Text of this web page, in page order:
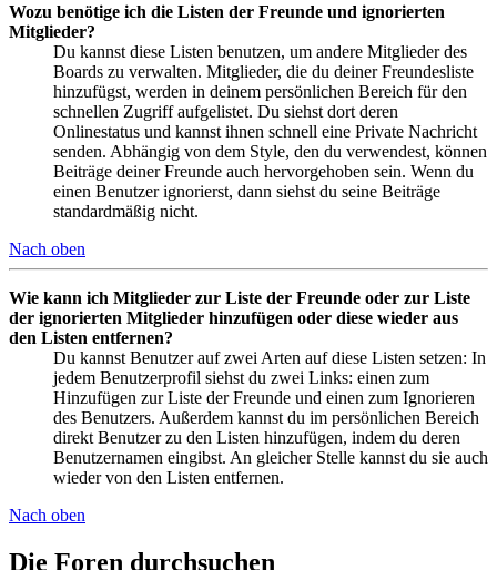
Wozu benötige ich die Listen der Freunde und ignorierten
Mitglieder?
Du kannst diese Listen benutzen, um andere Mitglieder des
Boards zu verwalten. Mitglieder, die du deiner Freundesliste
hinzufügst, werden in deinem persönlichen Bereich für den
schnellen Zugriff aufgelistet. Du siehst dort deren
Onlinestatus und kannst ihnen schnell eine Private Nachricht
senden. Abhängig von dem Style, den du verwendest, können
Beiträge deiner Freunde auch hervorgehoben sein. Wenn du
einen Benutzer ignorierst, dann siehst du seine Beiträge
standardmäßig nicht.
Nach oben
Wie kann ich Mitglieder zur Liste der Freunde oder zur Liste
der ignorierten Mitglieder hinzufügen oder diese wieder aus
den Listen entfernen?
Du kannst Benutzer auf zwei Arten auf diese Listen setzen: In
jedem Benutzerprofil siehst du zwei Links: einen zum
Hinzufügen zur Liste der Freunde und einen zum Ignorieren
des Benutzers. Außerdem kannst du im persönlichen Bereich
direkt Benutzer zu den Listen hinzufügen, indem du deren
Benutzernamen eingibst. An gleicher Stelle kannst du sie auch
wieder von den Listen entfernen.
Nach oben
Die Foren durchsuchen